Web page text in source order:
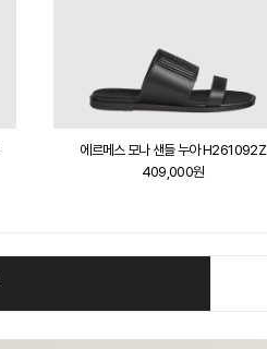
에르메스 모나 샌들 누아 H261092Z
409,000원